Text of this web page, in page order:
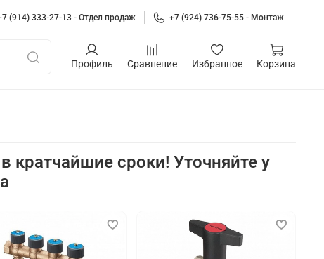
(914) 333-27-13 - Отдел продаж +7 (924) 736-75-55 - Монтаж
Профиль Сравнение Избранное Корзина
кратчайшие сроки! Уточняйте у